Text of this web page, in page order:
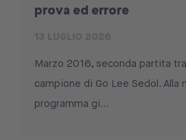
prova ed errore
Marzo 2016, seconda partita
campione di Go Lee Sedol. Alla
programma gi...